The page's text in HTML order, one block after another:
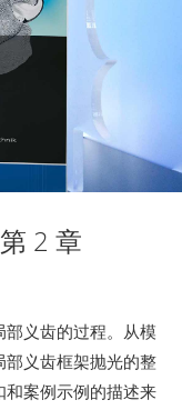
2 章
义齿的过程。从模
义齿框架抛光的整
案例示例的描述来